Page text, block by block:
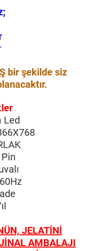
bir şekilde siz
Led
JELATİNİ
AMBALAJI